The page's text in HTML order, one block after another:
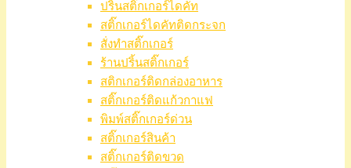
ปริ้นสติ๊กเกอร์ไดคัท
สติ๊กเกอร์ไดคัทติดกระจก
สั่งทำสติ๊กเกอร์
ร้านปริ้นสติ๊กเกอร์
สติกเกอร์ติดกล่องอาหาร
สติ๊กเกอร์ติดแก้วกาแฟ
พิมพ์สติ๊กเกอร์ด่วน
สติ๊กเกอร์สินค้า
สติ๊กเกอร์ติดขวด